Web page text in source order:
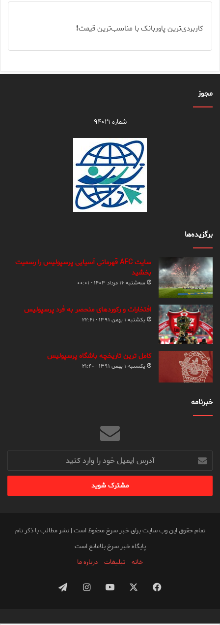
کاربردی‌ترین پاوربانک با مناسب‌ترین قیمت❗
مجوز
شماره ۹۴۰۲۱
برگزیده‌ها
سایت AFC قهرمانی آسیایی پرسپولیس را رسمیت
بخشید
سه‌شنبه ۱۶ مرداد ۱۴۰۳ - ۰۰:۰۱
افتخارات و رکوردهای منحصر به فرد پرسپولیس
یکشنبه ۱ بهمن ۱۳۹۱ - ۲۲:۴۱
کامل ترین تاریخچه باشگاه پرسپولیس
یکشنبه ۱ بهمن ۱۳۹۱ - ۲۱:۴۰
خبرنامه
آدرس
ایمیل
خود
وارد
تمام حقوق این وب سایت برای خبر سرخ محفوظ است | نشر مطالب با ذکر نام
پایگاه خبر سرخ بلامانع است
خانه
تبلیغات درباره ما
فیس
یوتیوباینستاگرامتلگرام